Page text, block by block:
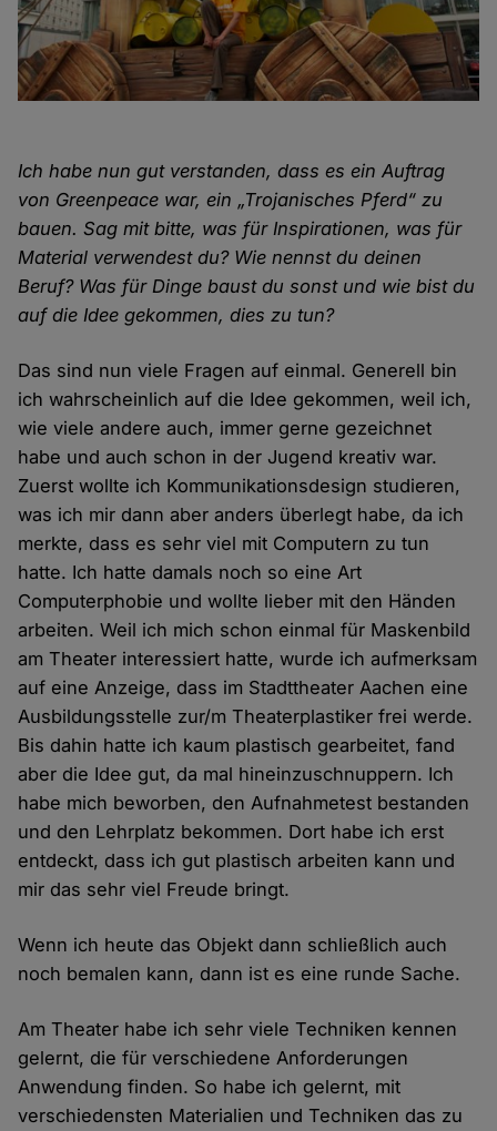
Ich habe nun gut verstanden, dass es ein Auftrag
von Greenpeace war, ein „Trojanisches Pferd“ zu
bauen. Sag mit bitte, was für Inspirationen, was für
Material verwendest du? Wie nennst du deinen
Beruf? Was für Dinge baust du sonst und wie bist du
auf die Idee gekommen, dies zu tun?
Das sind nun viele Fragen auf einmal. Generell bin
ich wahrscheinlich auf die Idee gekommen, weil ich,
wie viele andere auch, immer gerne gezeichnet
habe und auch schon in der Jugend kreativ war.
Zuerst wollte ich Kommunikationsdesign studieren,
was ich mir dann aber anders überlegt habe, da ich
merkte, dass es sehr viel mit Computern zu tun
hatte. Ich hatte damals noch so eine Art
Computerphobie und wollte lieber mit den Händen
arbeiten. Weil ich mich schon einmal für Maskenbild
am Theater interessiert hatte, wurde ich aufmerksam
auf eine Anzeige, dass im Stadttheater Aachen eine
Ausbildungsstelle zur/m Theaterplastiker frei werde.
Bis dahin hatte ich kaum plastisch gearbeitet, fand
aber die Idee gut, da mal hineinzuschnuppern. Ich
habe mich beworben, den Aufnahmetest bestanden
und den Lehrplatz bekommen. Dort habe ich erst
entdeckt, dass ich gut plastisch arbeiten kann und
mir das sehr viel Freude bringt.
Wenn ich heute das Objekt dann schließlich auch
noch bemalen kann, dann ist es eine runde Sache.
Am Theater habe ich sehr viele Techniken kennen
gelernt, die für verschiedene Anforderungen
Anwendung finden. So habe ich gelernt, mit
verschiedensten Materialien und Techniken das zu